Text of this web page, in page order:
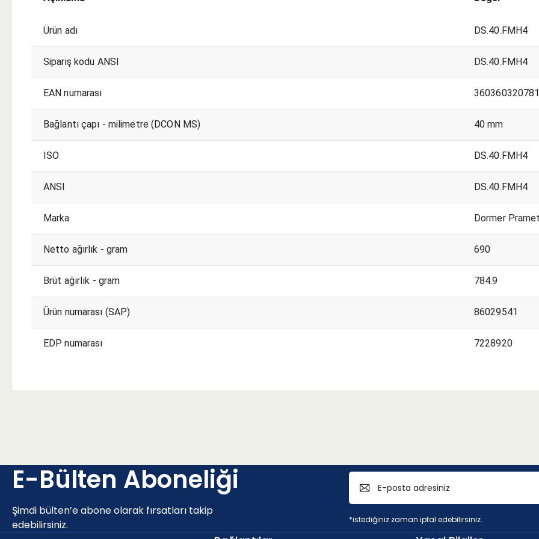
Ürün adı DS.40.FMH4
Sipariş kodu ANSI DS.40.FMH4
EAN numarası
Bağlantı çapı - milimetre (DCON MS) 40 mm
ISO DS.40.FMH4
ANSI DS.40.FMH4
Marka Dormer
Netto ağırlık - gram 690
Brüt ağırlık - gram 784.9
Ürün numarası (SAP) 86029541
EDP numarası 7228920
E-Bülten Aboneliği
Şimdi bülten’e abone olarak fırsatları takip
edebilirsiniz.
*istediğiniz zaman iptal edebilirsiniz.